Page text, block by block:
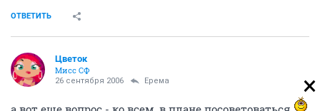
ОТВЕТИТЬ
Цветок
Мисс СФ
26 сентября 2006 Ерема